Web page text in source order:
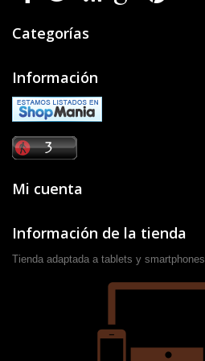
Categorías
Información
Mi cuenta
Información de la tienda
Tienda adaptada a tablets y smartphones